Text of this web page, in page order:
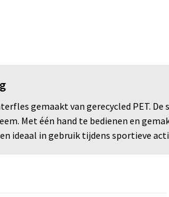
gemaakt van gerecycled PET.
Met één hand te bedienen en
ideaal in gebruik tijdens sportieve